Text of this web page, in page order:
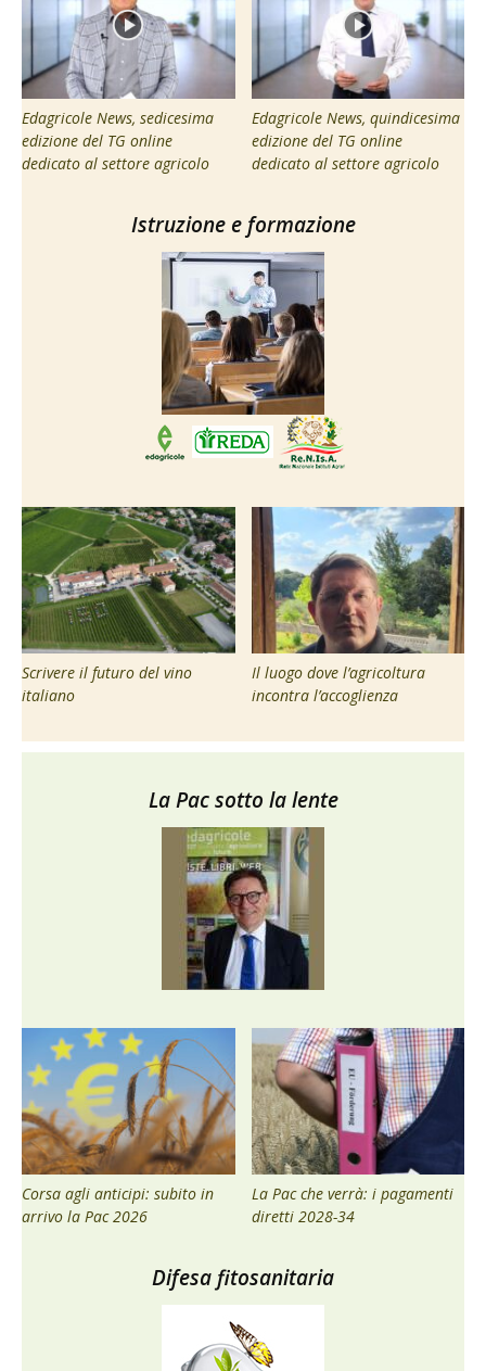
Edagricole News, sedicesima
edizione del TG online
dedicato al settore agricolo
Edagricole News, quindicesima
edizione del TG online
dedicato al settore agricolo
Istruzione e formazione
Scrivere il futuro del vino
italiano
Il luogo dove l’agricoltura
incontra l’accoglienza
La Pac sotto la lente
Corsa agli anticipi: subito in
arrivo la Pac 2026
La Pac che verrà: i pagamenti
diretti 2028-34
Difesa fitosanitaria